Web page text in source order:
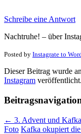
Schreibe eine Antwort
Nachtruhe! – über
Posted by Instagrate to
Dieser Beitrag wurde
Instagram veröffentlicht.
← 3. Advent und
Foto Kafka okupiert